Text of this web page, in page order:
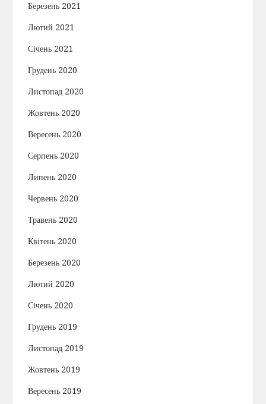
Березень 2021
Лютий 2021
Січень 2021
Грудень 2020
Листопад 2020
Жовтень 2020
Вересень 2020
Серпень 2020
Липень 2020
Червень 2020
Травень 2020
Квітень 2020
Березень 2020
Лютий 2020
Січень 2020
Грудень 2019
Листопад 2019
Жовтень 2019
Вересень 2019